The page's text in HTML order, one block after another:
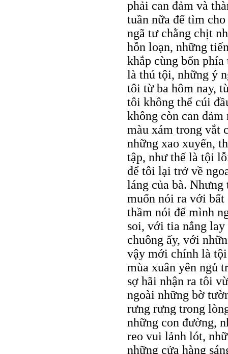
phải can đảm và
tuần nữa để tìm
ngã tư chằng chịt
hỗn loạn, những
khắp cùng bốn
là thú tội, những ý
tôi từ ba hôm nay,
tôi không thể cúi
không còn can
màu xám trong vắt
những xao xuyến,
tập, như thế là tội
để tôi lại trở về
láng của bà.
muốn nói ra với
thầm nói để mình
soi, với tia nắng
chuông ấy, với
vậy mới chính là
mùa xuân yên ngủ
sợ hãi nhận ra tôi
ngoài những bờ
rưng rưng trong
những con đường,
reo vui lảnh lót,
những cửa hàng